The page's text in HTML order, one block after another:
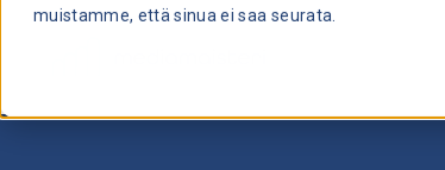
muistamme, että sinua ei saa seurata.